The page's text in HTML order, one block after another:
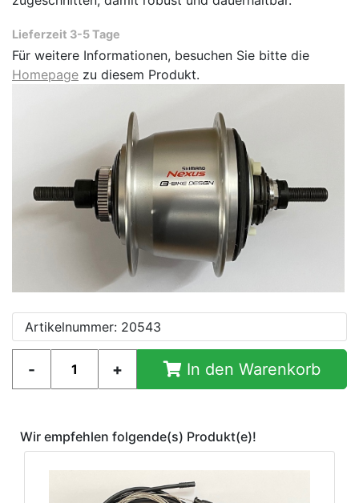
Lieferzeit 3-5 Tage
Für weitere Informationen, besuchen Sie bitte die
Homepage zu diesem Produkt.
Artikelnummer: 20543
In den Warenkorb
Wir empfehlen folgende(s) Produkt(e)!